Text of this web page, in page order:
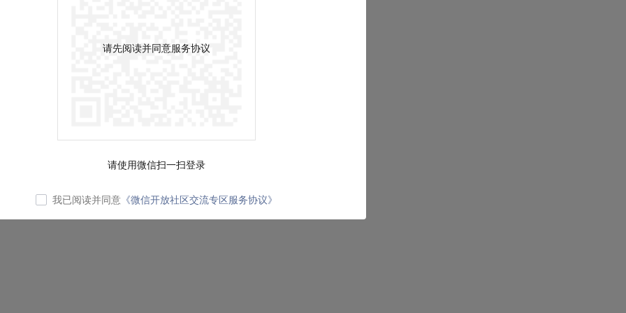
请先阅读并同意服务协议
请使用微信扫一扫登录
我已阅读并同意 《微信开放社区交流专区服务协议》